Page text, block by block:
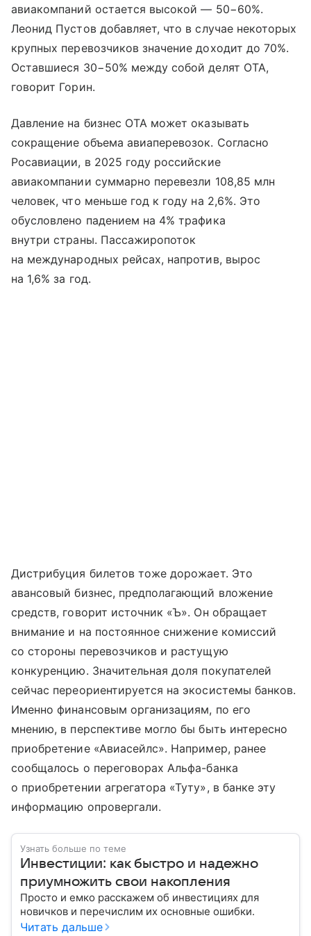
авиакомпаний остается высокой — 50−60%.
Леонид Пустов добавляет, что в случае некоторых
крупных перевозчиков значение доходит до 70%.
Оставшиеся 30−50% между собой делят ОТА,
говорит Горин.
Давление на бизнес ОТА может оказывать
сокращение объема авиаперевозок. Согласно
Росавиации, в 2025 году российские
авиакомпании суммарно перевезли 108,85 млн
человек, что меньше год к году на 2,6%. Это
обусловлено падением на 4% трафика
внутри страны. Пассажиропоток
на международных рейсах, напротив, вырос
на 1,6% за год.
Дистрибуция билетов тоже дорожает. Это
авансовый бизнес, предполагающий вложение
средств, говорит источник «Ъ». Он обращает
внимание и на постоянное снижение комиссий
со стороны перевозчиков и растущую
конкуренцию. Значительная доля покупателей
сейчас переориентируется на экосистемы банков.
Именно финансовым организациям, по его
мнению, в перспективе могло бы быть интересно
приобретение «Авиасейлс». Например, ранее
сообщалось о переговорах Альфа-банка
о приобретении агрегатора «Туту», в банке эту
информацию опровергали.
Узнать больше по теме
Инвестиции: как быстро и надежно
приумножить свои накопления
Просто и емко расскажем об инвестициях для
новичков и перечислим их основные ошибки.
Читать дальше